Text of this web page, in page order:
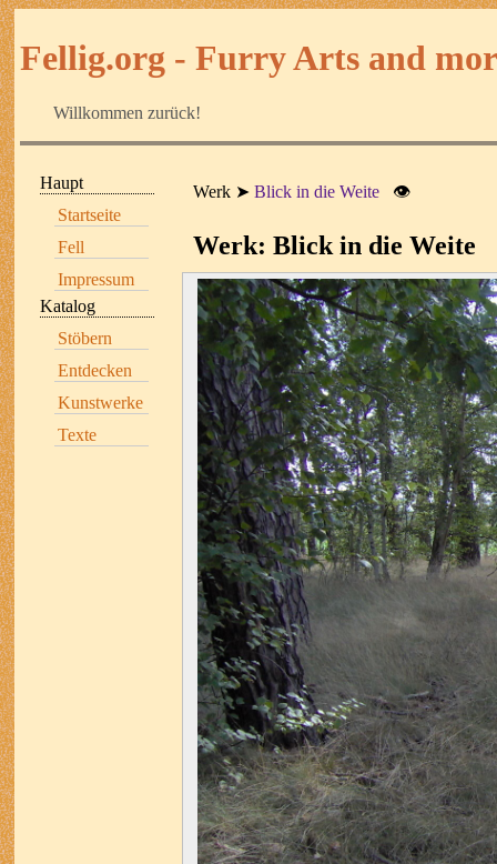
Fellig.org - Furry Arts and
Willkommen zurück!
Haupt
Startseite
Fell
Impressum
Katalog
Stöbern
Entdecken
Kunstwerke
Texte
Werk Blick in die Weite 👁
Werk: Blick in die Weite